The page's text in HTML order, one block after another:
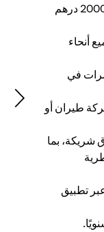
خصم 50٪ على تذاكر الطيران (حتى 2000 درهم
أنحاء
السفر في المنزل مجانًا (4 مرات في
طيران أو
فندق شريكة، بما
تطبيق